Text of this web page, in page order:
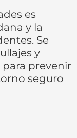
es
y la
Se
y
para prevenir
seguro